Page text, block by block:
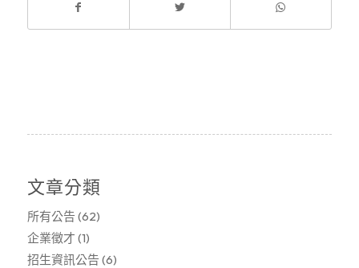
文章分類
所有公告 (62)
企業徵才 (1)
招生資訊公告 (6)